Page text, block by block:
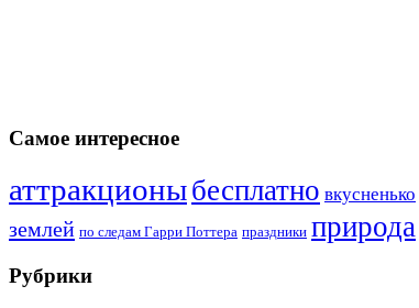
Самое интересное
аттракционыбесплатно вкусненько
землей по следам Гарри Поттера праздники природа
Рубрики